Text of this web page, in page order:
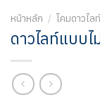
หน้าหลัก / โคมดาวไลท์
ดาวไลท์แบบ